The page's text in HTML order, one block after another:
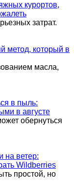
курортов,
затрат.
метод, который в
масла,
в пыль:
в августе
обернуться
на ветер:
Wildberries
простой, но